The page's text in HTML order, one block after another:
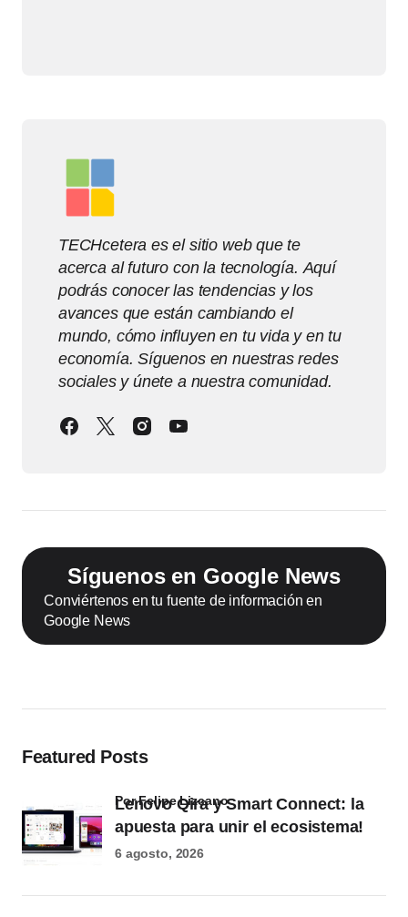
TECHcetera es el sitio web que te
acerca al futuro con la tecnología. Aquí
podrás conocer las tendencias y los
avances que están cambiando el
mundo, cómo influyen en tu vida y en tu
economía. Síguenos en nuestras redes
sociales y únete a nuestra comunidad.
Síguenos en Google News
Conviértenos en tu fuente de información en
Google News
Featured Posts
Lenovo Qira y Smart Connect: la
apuesta para unir el ecosistema!
por Felipe Lizcano
6 agosto, 2026